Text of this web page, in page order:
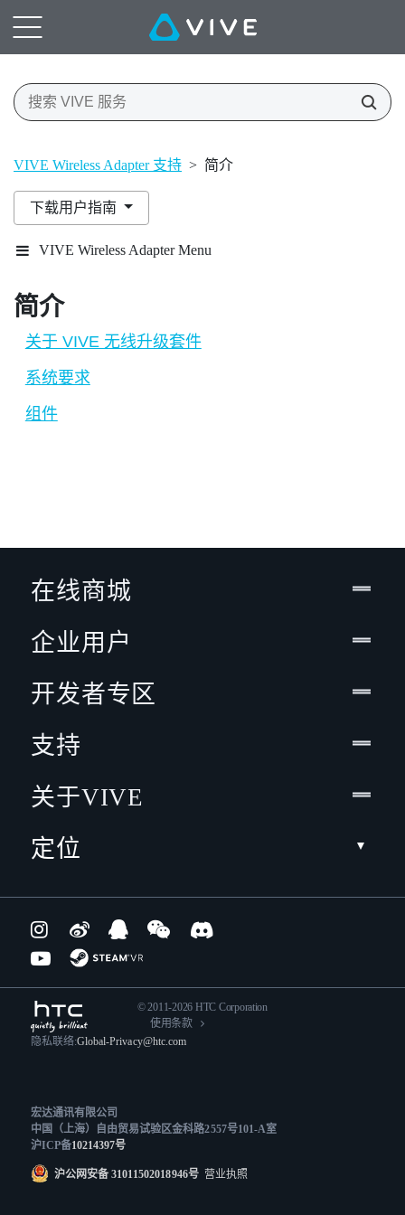
VIVE Wireless Adapter 支持 > 简介
下载用户指南
VIVE Wireless Adapter Menu
简介
关于 VIVE 无线升级套件
系统要求
组件
在线商城
企业用户
开发者专区
支持
关于VIVE
定位
© 2011-2026 HTC Corporation
使用条款
隐私联络:Global-Privacy@htc.com
宏达通讯有限公司
中国（上海）自由贸易试验区金科路2557号101-A室
沪ICP备10214397号
沪公网安备 31011502018946号营业执照